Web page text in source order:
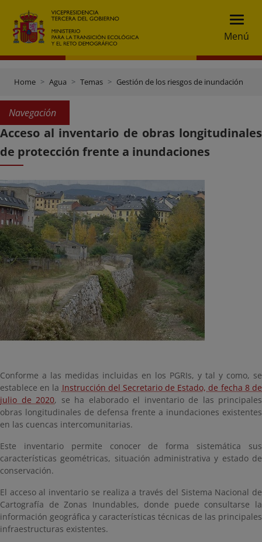
Menú
Home Agua Temas Gestión de los riesgos de inundación
Navegación
Acceso al inventario de obras longitudinales
de protección frente a inundaciones
Conforme a las medidas incluidas en los PGRIs, y tal y como, se
establece en la Instrucción del Secretario de Estado, de fecha 8 de
julio de 2020, se ha elaborado el inventario de las principales
obras longitudinales de defensa frente a inundaciones existentes
en las cuencas intercomunitarias.
Este inventario permite conocer de forma sistemática sus
características geométricas, situación administrativa y estado de
conservación.
El acceso al inventario se realiza a través del Sistema Nacional de
Cartografía de Zonas Inundables, donde puede consultarse la
información geográfica y características técnicas de las principales
infraestructuras existentes.